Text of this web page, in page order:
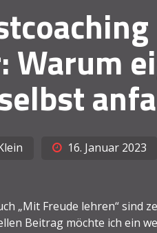
Warum
16. Januar 2023
„Mit Freude lehren“ sind
Beitrag möchte ich ein